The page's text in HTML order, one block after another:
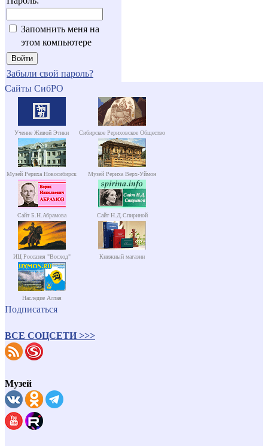
Запомнить меня на
этом компьютере
Забыли свой пароль?
Сайты СибРО
Учение Живой Этики Сибирское Рериховское Общество
Музей Рериха Новосибирск Музей Рериха Верх-Уймон
Сайт Б.Н.Абрамова Сайт Н.Д.Спириной
ИЦ Россазия "Восход" Книжный магазин
Наследие Алтая
Подписаться
ВСЕ СОЦСЕТИ >>>
Музей